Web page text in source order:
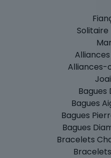
Alliances-
Bagues
Bagues
Bagues
Bagues
Bracelets